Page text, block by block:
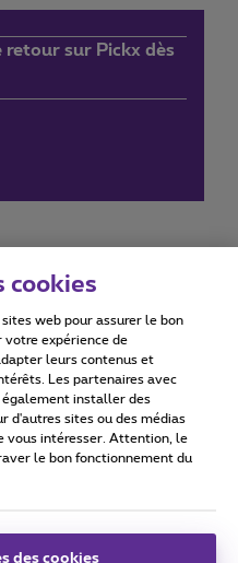
sur Pickx dès
Accessibility statement
cookies
web pour assurer le bon
expérience de
leurs contenus et
Les partenaires avec
installer des
d'autres sites ou des médias
vous intéresser. Attention, le
le bon fonctionnement du
des cookies